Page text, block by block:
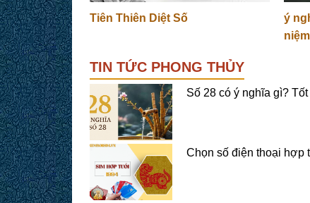
Tiên Thiên Diệt Số
ý
TIN TỨC PHONG THỦY
Số 28 có ý nghĩa gì?
Chọn số điện thoại hợp